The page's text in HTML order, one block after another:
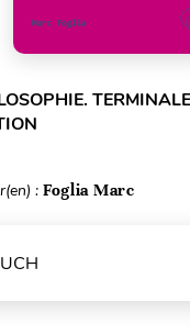
: Foglia Marc